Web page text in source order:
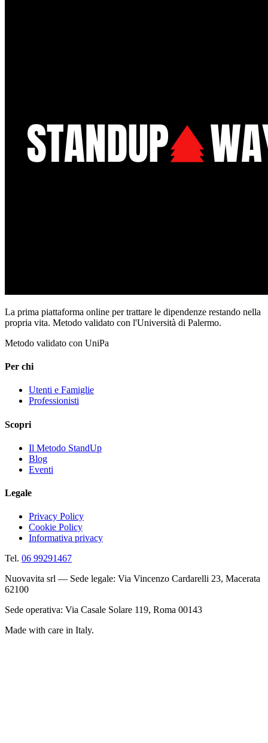
La prima piattaforma online per trattare le dipendenze restando nella
propria vita. Metodo validato con l'Università di Palermo.
Metodo validato con UniPa
Per chi
Utenti e Famiglie
Professionisti
Scopri
Il Metodo StandUp
Blog
Eventi
Legale
Privacy Policy
Cookie Policy
Informativa privacy
Tel. 06 99291467
Nuovavita srl — Sede legale: Via Vincenzo Cardarelli 23, Macerata
62100
Sede operativa: Via Casale Solare 119, Roma 00143
Made with care in Italy.